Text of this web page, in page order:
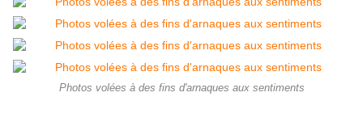
Photos volées à des fins d'arnaques aux sentiments